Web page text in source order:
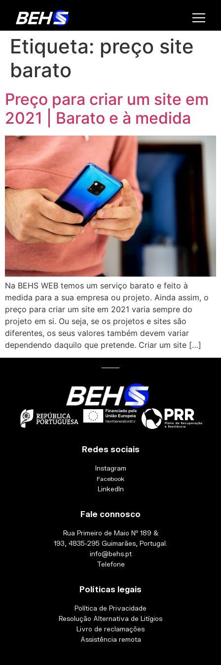
Etiqueta: preço site
barato
Preço para criar um site em
2021 | Barato e à medida
Na BEHS WEB temos um serviço barato e feito à
medida para a sua empresa ou projeto. Ainda assim, o
preço para criar um site em 2021 varia sempre do
projeto em si. Ou seja, se os projetos e sites são
diferentes, os seus valores também devem variar
dependendo daquilo que pretende. Criar um site […]
Redes sociais
Instagram
Facebook
LinkedIn
Fale connosco
Rua Primeiro de Maio Nº 189 &
193, 4835-295 Guimarães, Portugal.
info@behs.pt
Telefone
Políticas legais
Política de Privacidade
Resolução Alternativa de Litígios
Livro de reclamações
Assistência remota